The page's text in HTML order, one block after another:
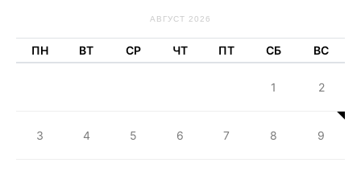
АВГУСТ 2026
ПН ВТ СР ЧТ ПТ СБ ВС
1 2
3 4 5 6 7 8 9